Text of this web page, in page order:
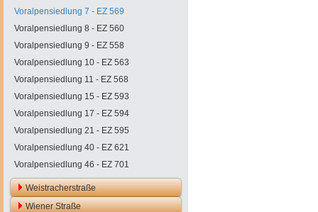
Voralpensiedlung 7 - EZ 569
Voralpensiedlung 8 - EZ 560
Voralpensiedlung 9 - EZ 558
Voralpensiedlung 10 - EZ 563
Voralpensiedlung 11 - EZ 568
Voralpensiedlung 15 - EZ 593
Voralpensiedlung 17 - EZ 594
Voralpensiedlung 21 - EZ 595
Voralpensiedlung 40 - EZ 621
Voralpensiedlung 46 - EZ 701
Weistracherstraße
Wiener Straße